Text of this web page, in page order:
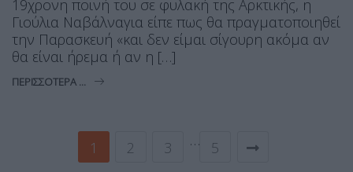
19χρονη ποινή του σε φυλακή της Αρκτικής, η
Γιούλια Ναβάλναγια είπε πως θα πραγματοποιηθεί
την Παρασκευή «και δεν είμαι σίγουρη ακόμα αν
θα είναι ήρεμα ή αν η […]
ΠΕΡΙΣΣΌΤΕΡΑ ...
1 2 3 … 5